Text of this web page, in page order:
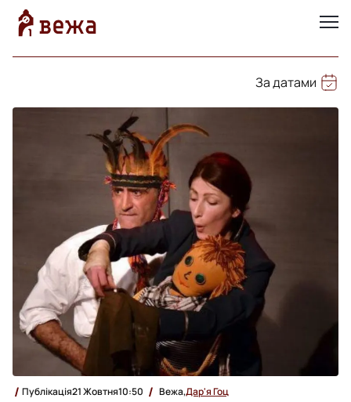
За датами
Публікація21 Жовтня10:50 Вежа,Дар'я Гоц